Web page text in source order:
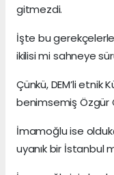
gitmezdi.
İşte bu
ikilisi mi sahneye
Çünkü, DEM’li etnik
benimsemiş Özgür
İmamoğlu ise
uyanık bir İstanbul